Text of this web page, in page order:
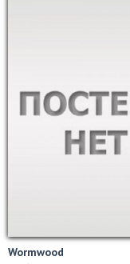
Wormwood